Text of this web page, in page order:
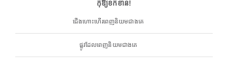
កុំឱ្យខកខាន!
ជើងហោះហើរពេញនិយមជាងគេ
ផ្លូវដែលពេញនិយមជាងគេ